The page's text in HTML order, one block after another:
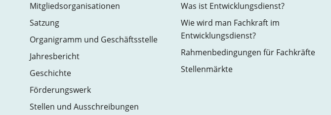
Mitgliedsorganisationen
Satzung
Organigramm und Geschäftsstelle
Jahresbericht
Geschichte
Förderungswerk
Stellen und Ausschreibungen
Was ist Entwicklungsdienst?
Wie wird man Fachkraft im
Entwicklungsdienst?
Rahmenbedingungen für Fachkräfte
Stellenmärkte